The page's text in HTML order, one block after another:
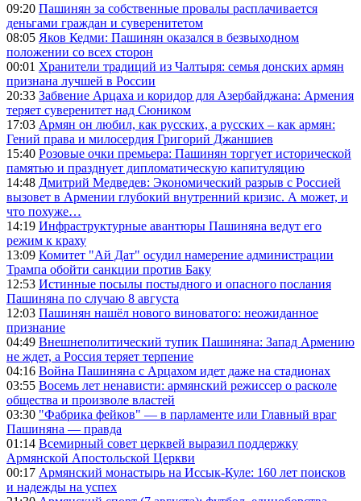
09:20 Пашинян за собственные провалы расплачивается
деньгами граждан и суверенитетом
08:05 Яков Кедми: Пашинян оказался в безвыходном
положении со всех сторон
00:01 Хранители традиций из Чалтыря: семья донских армян
признана лучшей в России
20:33 Забвение Арцаха и коридор для Азербайджана: Армения
теряет суверенитет над Сюником
17:03 Армян он любил, как русских, а русских – как армян:
Гений права и милосердия Григорий Джаншиев
15:40 Розовые очки премьера: Пашинян торгует исторической
памятью и празднует дипломатическую капитуляцию
14:48 Дмитрий Медведев: Экономический разрыв с Россией
вызовет в Армении глубокий внутренний кризис. А может, и
что похуже…
14:19 Инфраструктурные авантюры Пашиняна ведут его
режим к краху
13:09 Комитет "Ай Дат" осудил намерение администрации
Трампа обойти санкции против Баку
12:53 Истинные посылы постыдного и опасного послания
Пашиняна по случаю 8 августа
12:03 Пашинян нашёл нового виноватого: неожиданное
признание
04:49 Внешнеполитический тупик Пашиняна: Запад Армению
не ждет, а Россия теряет терпение
04:16 Война Пашиняна с Арцахом идет даже на стадионах
03:55 Восемь лет ненависти: армянский режиссер о расколе
общества и произволе властей
03:30 "Фабрика фейков" — в парламенте или Главный враг
Пашиняна — правда
01:14 Всемирный совет церквей выразил поддержку
Армянской Апостольской Церкви
00:17 Армянский монастырь на Иссык-Куле: 160 лет поисков
и надежды на успех